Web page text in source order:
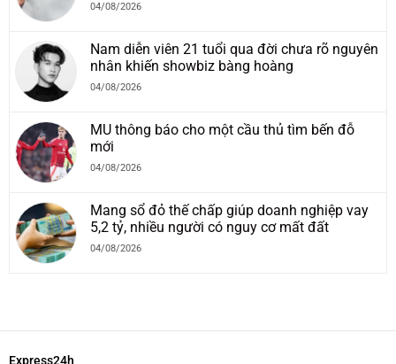
04/08/2026
Nam diễn viên 21 tuổi qua đời chưa rõ nguyên
nhân khiến showbiz bàng hoàng
04/08/2026
MU thông báo cho một cầu thủ tìm bến đỗ
mới
04/08/2026
Mang sổ đỏ thế chấp giúp doanh nghiệp vay
5,2 tỷ, nhiều người có nguy cơ mất đất
04/08/2026